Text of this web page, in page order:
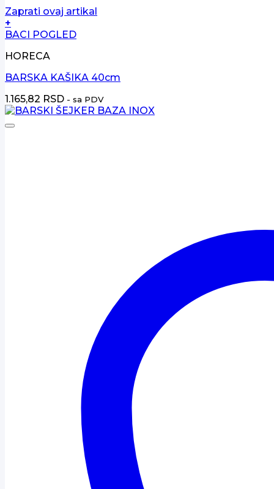
Zaprati ovaj artikal
+
BACI POGLED
HORECA
BARSKA KAŠIKA 40cm
1.165,82 RSD - sa PDV